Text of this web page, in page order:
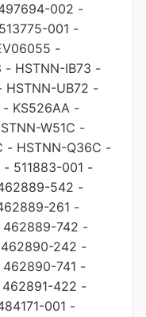
002 -
513775-001 -
-
- HSTNN-IB73 -
HSTNN-UB72 -
- KS526AA -
W51C -
- HSTNN-Q36C -
- 511883-001 -
542 -
261 -
462889-742 -
462890-242 -
462890-741 -
462891-422 -
001 -